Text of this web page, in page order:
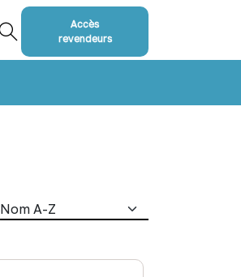
Accès
revendeurs